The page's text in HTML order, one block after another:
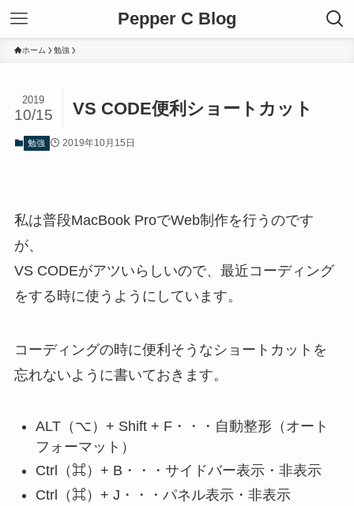
Pepper C Blog
ホーム 勉強
VS CODE便利ショートカット
2019
10/15
勉強 2019年10月15日
私は普段MacBook ProでWeb制作を行うのです
が、
VS CODEがアツいらしいので、最近コーディング
をする時に使うようにしています。
コーディングの時に便利そうなショートカットを
忘れないように書いておきます。
ALT（⌥）+ Shift + F・・・自動整形（オート
フォーマット）
Ctrl（⌘）+ B・・・サイドバー表示・非表示
Ctrl（⌘）+ J・・・パネル表示・非表示